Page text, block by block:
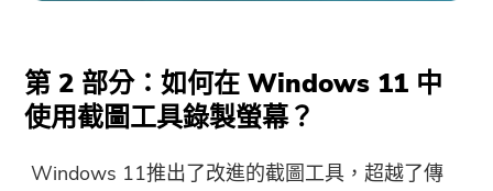
第 2 部分：如何在 Windows 11 中
使用截圖工具錄製螢幕？
Windows 11推出了改進的截圖工具，超越了傳